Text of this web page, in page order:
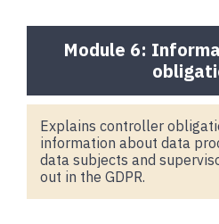
Module 6:
Explains controller
information about data
data subjects and
out in the GDPR.